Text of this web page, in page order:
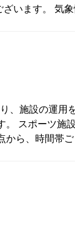
います。 気
、施設の運用
。 スポーツ施
から、時間帯